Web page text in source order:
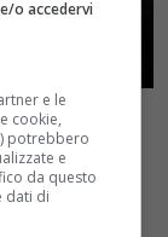
il
o accedervi
e le
cookie,
potrebbero
e
da questo
dati di